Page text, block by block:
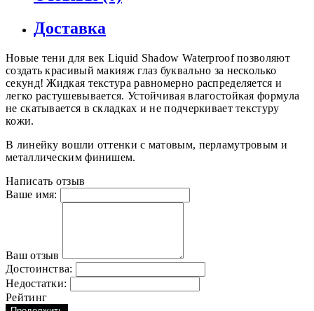
Доставка
Новые тени для век Liquid Shadow Waterproof позволяют
создать красивый макияж глаз буквально за несколько
секунд! Жидкая текстура равномерно распределяется и
легко растушевывается. Устойчивая влагостойкая формула
не скатывается в складках и не подчеркивает текстуру
кожи.
В линейку вошли оттенки с матовым, перламутровым и
металлическим финишем.
Написать отзыв
Ваше имя:
Ваш отзыв
Достоинства:
Недостатки:
Рейтинг